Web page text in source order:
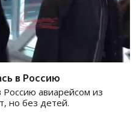
в Россию
авиарейсом из
но без детей.